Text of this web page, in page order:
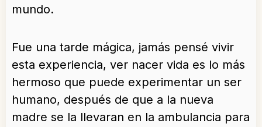
mundo.
Fue una tarde mágica, jamás pensé vivir
esta experiencia, ver nacer vida es lo más
hermoso que puede experimentar un ser
humano, después de que a la nueva
madre se la llevaran en la ambulancia para